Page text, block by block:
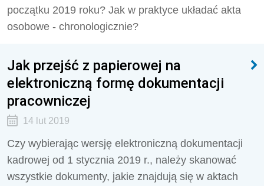
początku 2019 roku? Jak w praktyce układać akta
osobowe - chronologicznie?
Jak przejść z papierowej na
elektroniczną formę dokumentacji
pracowniczej
14 lut 2019
Czy wybierając wersję elektroniczną dokumentacji
kadrowej od 1 stycznia 2019 r., należy skanować
wszystkie dokumenty, jakie znajdują się w aktach